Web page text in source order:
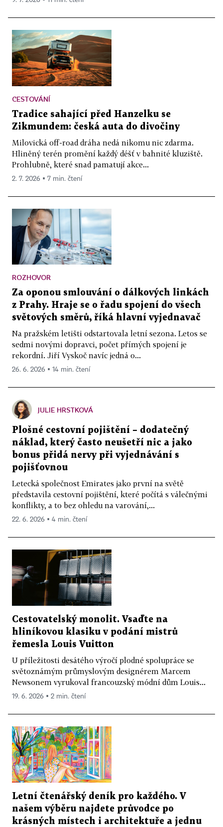
CESTOVÁNÍ
Tradice sahající před Hanzelku se
Zikmundem: česká auta do divočiny
Milovická off-road dráha nedá nikomu nic zdarma.
Hliněný terén promění každý déšť v bahnité kluziště.
Prohlubně, které snad pamatují akce...
2. 7. 2026 ▪ 7 min. čtení
ROZHOVOR
Za oponou smlouvání o dálkových linkách
z Prahy. Hraje se o řadu spojení do všech
světových směrů, říká hlavní vyjednavač
Na pražském letišti odstartovala letní sezona. Letos se
sedmi novými dopravci, počet přímých spojení je
rekordní. Jiří Vyskoč navíc jedná o...
26. 6. 2026 ▪ 14 min. čtení
JULIE HRSTKOVÁ
Plošné cestovní pojištění – dodatečný
náklad, který často neušetří nic a jako
bonus přidá nervy při vyjednávání s
pojišťovnou
Letecká společnost Emirates jako první na světě
představila cestovní pojištění, které počítá s válečnými
konflikty, a to bez ohledu na varování,...
22. 6. 2026 ▪ 4 min. čtení
Cestovatelský monolit. Vsaďte na
hliníkovou klasiku v podání mistrů
řemesla Louis Vuitton
U příležitosti desátého výročí plodné spolupráce se
světoznámým průmyslovým designérem Marcem
Newsonem vyrukoval francouzský módní dům Louis...
19. 6. 2026 ▪ 2 min. čtení
Letní čtenářský deník pro každého. V
našem výběru najdete průvodce po
krásných místech i architektuře a jednu